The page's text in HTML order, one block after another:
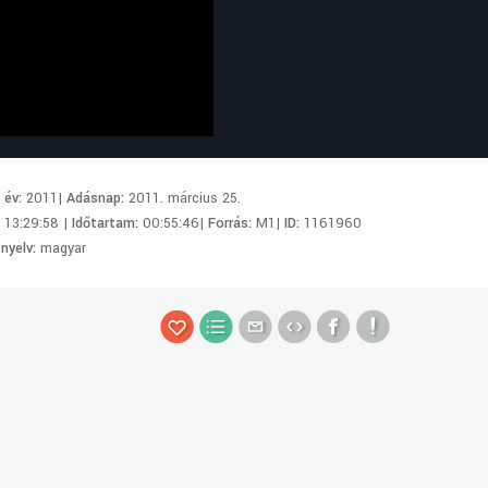
év:2011|Adásnap:2011. március 25.
13:29:58 |Időtartam:00:55:46|Forrás:M1|ID: 1161960
magyar